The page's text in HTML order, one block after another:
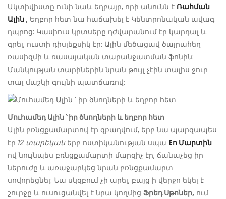
Ակտիվիստը ունի նաև եղբայր, որի անունն է Ռահման
Ալին, Եղբոր հետ նա հաճախել է Կենտրոնական ավագ
դպրոց: Կասիուս կրտսերը դժվարանում էր կարդալ և
գրել, ուստի դիսլեքսիկ էր: Ալին մեծացավ ծայրահեղ
ռասիզմի և ռասայական տարանջատման ֆոնին:
Մանկության տարիներին նրան թույլ չէին տալիս ջուր
տալ մաշկի գույնի պատճառով:
Մուհամեդ Ալին ՝ իր ծնողների և եղբոր հետ
Ալին բռնցքամարտով էր զբաղվում, երբ նա պարզապես
էր 12 տարեկաներբ ոստիկանության սպա Eո Մարտին
ով նույնպես բռնցքամարտի մարզիչ էր, ճանաչեց իր
ներուժը և առաջարկեց նրան բռնցքամարտ
սովորեցնել: Նա սկզբում չի արել, բայց ի վերջո եկել է
շուրջը և ուսուցանվել է նրա կողմից Ֆրեդ Սթոներ, ում